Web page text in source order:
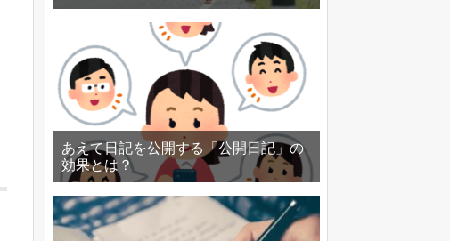
あえて日記を公開する「公開日記」の
効果とは？